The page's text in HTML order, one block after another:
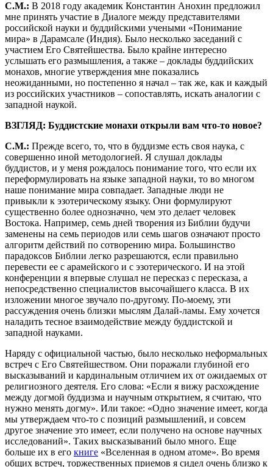
С.М.: В 2018 году академик Константин Анохин предложил
мне принять участие в Диалоге между представителями
российской науки и буддийскими учеными «Понимание
мира» в Дарамсале (Индия). Было несколько заседаний с
участием Его Святейшества. Было крайне интересно
услышать его размышления, а также – доклады буддийских
монахов, многие утверждения мне показались
неожиданными, но постепенно я начал – так же, как и каждый
из российских участников – сопоставлять, искать аналогии с
западной наукой.
ВЗГЛЯД: Буддистские монахи открыли вам что-то новое?
С.М.: Прежде всего, то, что в буддизме есть своя наука, с
совершенно иной методологией. Я слушал доклады
буддистов, и у меня рождалось понимание того, что если их
переформулировать на языке западной науки, то во многом
наше понимание мира совпадает. Западные люди не
привыкли к эзотерическому языку. Они формулируют
существенно более однозначно, чем это делает человек
Востока. Например, семь дней творения из Библии будучи
заменены на семь периодов или семь шагов означают просто
алгоритм действий по сотворению мира. Большинство
парадоксов Библии легко разрешаются, если правильно
перевести ее с арамейского и с эзотерического. И на этой
конференции я впервые слушал не пересказ с пересказа, а
непосредственно специалистов высочайшего класса. В их
изложении многое звучало по-другому. По-моему, эти
рассуждения очень близки мыслям Далай-ламы. Ему хочется
наладить тесное взаимодействие между буддистской и
западной науками.
Наряду с официальной частью, было несколько неформальных
встреч с Его Святейшеством. Они поражали глубиной его
высказываний и кардинальным отличием их от ожидаемых от
религиозного деятеля. Его слова: «Если я вижу расхождение
между догмой буддизма и научным открытием, я считаю, что
нужно менять догму». Или такое: «Одно значение имеет, когда
мы утверждаем что-то с позиций размышлений, и совсем
другое значение это имеет, если получено на основе научных
исследований». Таких высказываний было много. Еще
больше их в его книге «Вселенная в одном атоме». Во время
общих встреч, торжественных приемов я сидел очень близко к